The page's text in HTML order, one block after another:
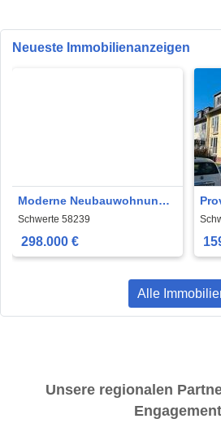
Neueste Immobilienanzeigen
Moderne Neubauwohnung
Schwerte, Balkon,
Stellplatz,Barrierefrei
Schwerte 58239
298.000 €
Alle
Unsere regionalen